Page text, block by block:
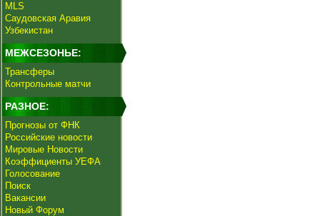
MLS
Саудовская Аравия
Узбекистан
МЕЖСЕЗОНЬЕ:
Трансферы
Контрольные матчи
РАЗНОЕ:
Прогнозы от ФНК
Российские новости
Мировые Новости
Коэффициенты УЕФА
Голосование
Поиск
Вакансии
Новый Форум